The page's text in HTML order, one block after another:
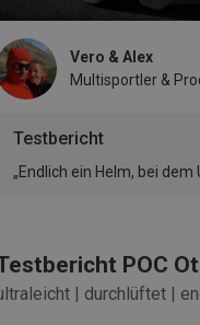
Testbericht
Vero & Alex
Multisportler &
„Endlich ein Helm, bei
POC
| durchlüftet |